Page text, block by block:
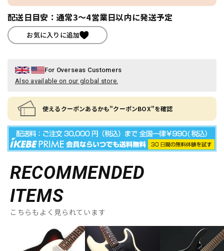
配送日目安：通常3～4営業日以内に発送予定
お気に入りに追加
For Overseas Customers
Also available on our global store.
使えるクーポンあるかも"クーポンBOX"を確認
RECOMMENDED
ITEMS
こちらもよく見られています